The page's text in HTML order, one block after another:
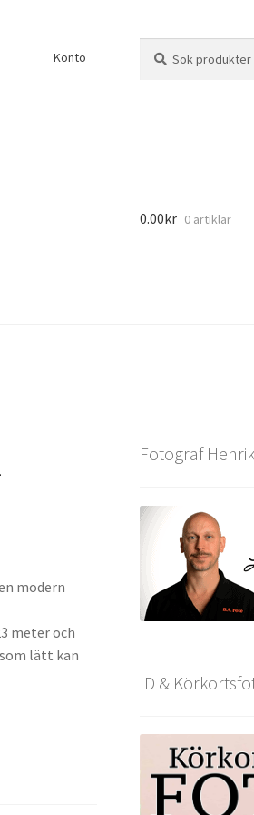
Konto
efter:
0.00kr 0 artiklar
modern
meter och
lätt kan
Fotograf
ID &